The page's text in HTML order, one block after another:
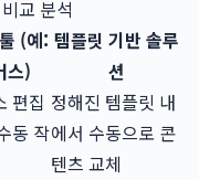
교 분석
(예:
스)
템플릿 기반 솔루
션
편집
동 작
정해진 템플릿 내
에서 수동으로 콘
텐츠 교체